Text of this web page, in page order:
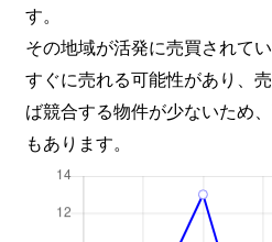
す。
その地域が活発に売買されて
すぐに売れる可能性があり、
ば競合する物件が少ないため
もあります。